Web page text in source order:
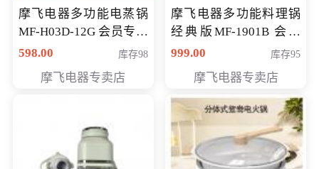
摩飞电器多功能电蒸锅
MF-H03D-12G 会员专享
价398元
598.00 库存98
摩飞电器专卖店
摩飞电器多功能料理锅
经典版MF-1901B 会员
专享价399元
999.00 库存95
摩飞电器专卖店